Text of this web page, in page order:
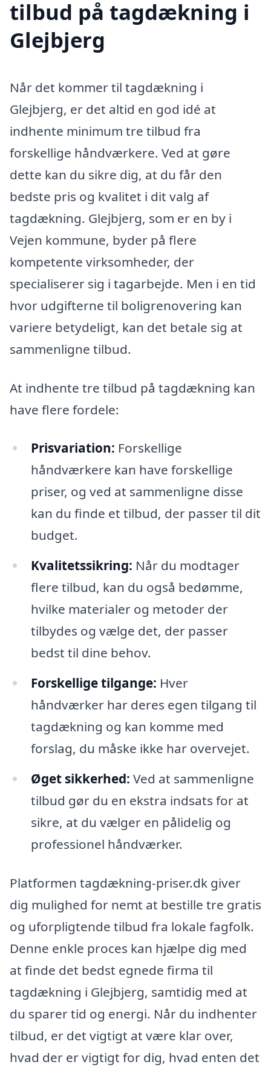
tilbud på tagdækning i
Glejbjerg
Når det kommer til tagdækning i
Glejbjerg, er det altid en god idé at
indhente minimum tre tilbud fra
forskellige håndværkere. Ved at gøre
dette kan du sikre dig, at du får den
bedste pris og kvalitet i dit valg af
tagdækning. Glejbjerg, som er en by i
Vejen kommune, byder på flere
kompetente virksomheder, der
specialiserer sig i tagarbejde. Men i en tid
hvor udgifterne til boligrenovering kan
variere betydeligt, kan det betale sig at
sammenligne tilbud.
At indhente tre tilbud på tagdækning kan
have flere fordele:
Prisvariation: Forskellige
håndværkere kan have forskellige
priser, og ved at sammenligne disse
kan du finde et tilbud, der passer til dit
budget.
Kvalitetssikring: Når du modtager
flere tilbud, kan du også bedømme,
hvilke materialer og metoder der
tilbydes og vælge det, der passer
bedst til dine behov.
Forskellige tilgange: Hver
håndværker har deres egen tilgang til
tagdækning og kan komme med
forslag, du måske ikke har overvejet.
Øget sikkerhed: Ved at sammenligne
tilbud gør du en ekstra indsats for at
sikre, at du vælger en pålidelig og
professionel håndværker.
Platformen tagdækning-priser.dk giver
dig mulighed for nemt at bestille tre gratis
og uforpligtende tilbud fra lokale fagfolk.
Denne enkle proces kan hjælpe dig med
at finde det bedst egnede firma til
tagdækning i Glejbjerg, samtidig med at
du sparer tid og energi. Når du indhenter
tilbud, er det vigtigt at være klar over,
hvad der er vigtigt for dig, hvad enten det